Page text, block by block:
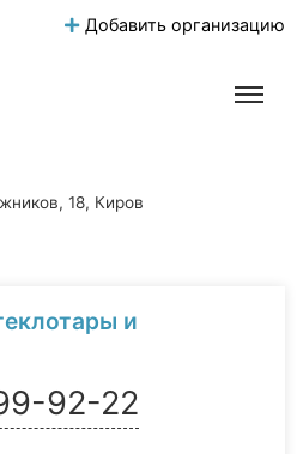
Добавить организацию
18, Киров
и
92-22